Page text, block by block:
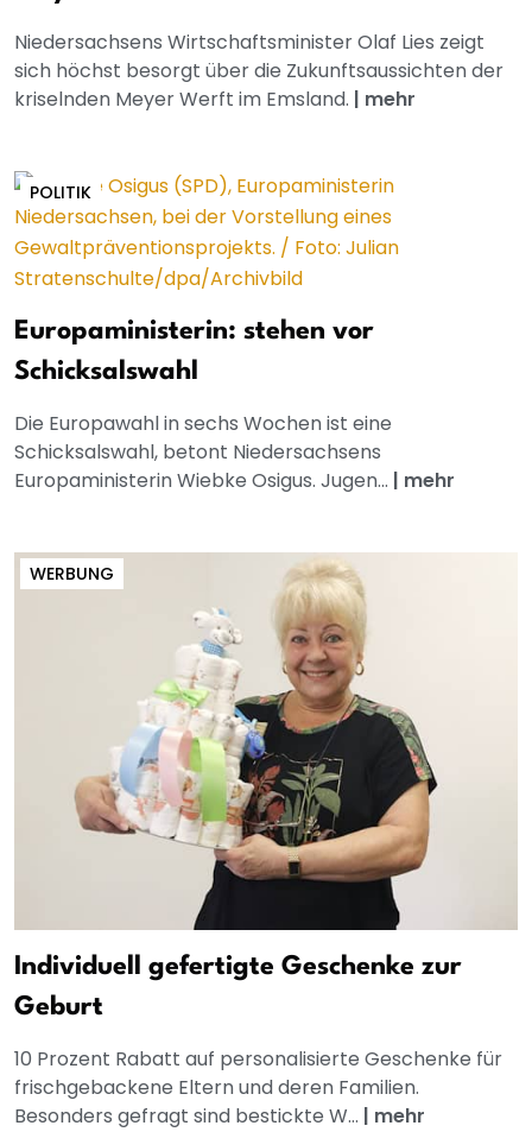
Niedersachsens Wirtschaftsminister Olaf Lies zeigt
sich höchst besorgt über die Zukunftsaussichten der
kriselnden Meyer Werft im Emsland. | mehr
POLITIK
Europaministerin: stehen vor
Schicksalswahl
Die Europawahl in sechs Wochen ist eine
Schicksalswahl, betont Niedersachsens
Europaministerin Wiebke Osigus. Jugen... | mehr
WERBUNG
Individuell gefertigte Geschenke zur
Geburt
10 Prozent Rabatt auf personalisierte Geschenke für
frischgebackene Eltern und deren Familien.
Besonders gefragt sind bestickte W... | mehr